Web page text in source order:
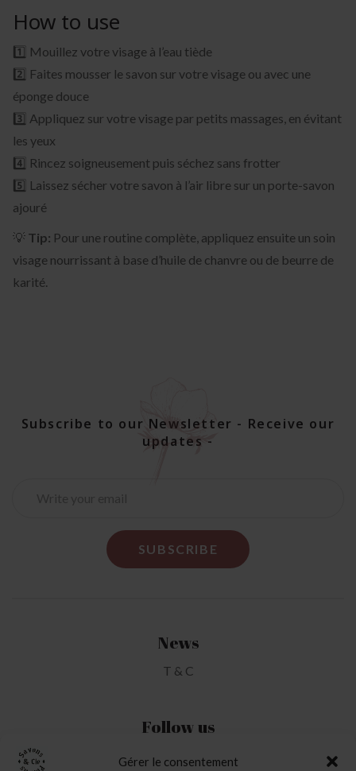
Gérer le consentement
How to use
1️⃣ Mouillez votre visage à l’eau tiède
2️⃣ Faites mousser le savon sur votre visage ou avec une
éponge douce
3️⃣ Appliquez sur votre visage par petits massages, en évitant
les yeux
4️⃣ Rincez soigneusement puis séchez sans frotter
5️⃣ Laissez sécher votre savon à l’air libre sur un porte-savon
ajouré
💡 Tip: Pour une routine complète, appliquez ensuite un soin
visage nourrissant à base d’huile de chanvre ou de beurre de
karité.
Subscribe to our Newsletter - Receive our
updates -
News
T & C
Follow us